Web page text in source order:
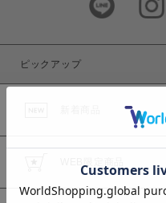
ピックアップ